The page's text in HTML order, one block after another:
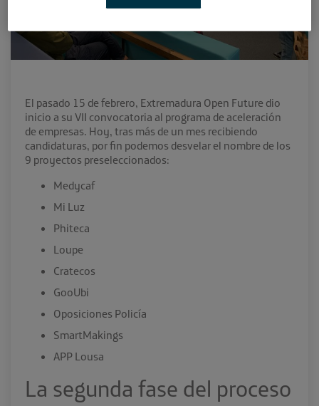
El pasado 15 de febrero, Extremadura Open Future dio
inicio a su VII convocatoria al programa de aceleración
de empresas. Hoy, tras más de un mes recibiendo
candidaturas, por fin podemos desvelar el nombre de los
9 proyectos preseleccionados:
Medycaf
Mi Luz
Phiteca
Loupe
Cratecos
GooUbi
Oposiciones Policía
SmartMakings
APP Lousa
La segunda fase del proceso